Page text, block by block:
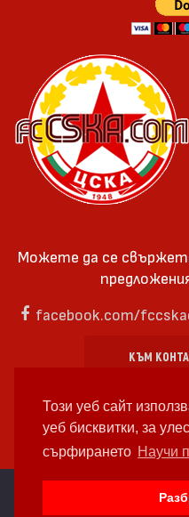
Този уеб сайт
уеб бисквитки, за
сърфирането Научи
Можете да се
facebook.com/
КЪМ
cc by-sa 4.0